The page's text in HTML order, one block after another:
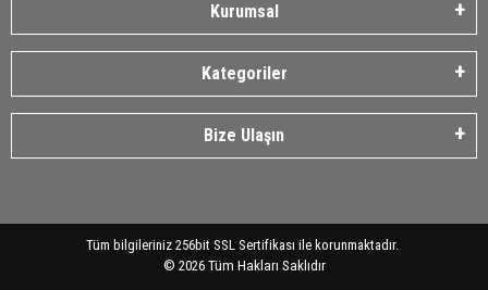
Kurumsal
Kategoriler
Bize Ulaşın
Tüm bilgileriniz 256bit SSL Sertifikası ile korunmaktadır.
© 2026 Tüm Hakları Saklıdır